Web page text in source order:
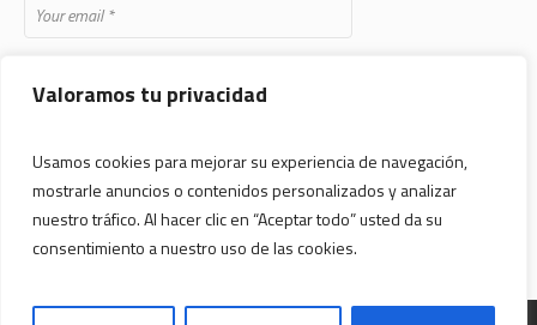
Valoramos tu privacidad
Usamos cookies para mejorar su experiencia de navegación,
mostrarle anuncios o contenidos personalizados y analizar
nuestro tráfico. Al hacer clic en “Aceptar todo” usted da su
consentimiento a nuestro uso de las cookies.
Save my name, email, and website in this browser for the next time
I comment.